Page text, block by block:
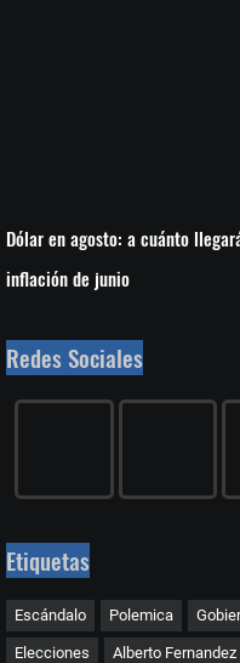
Dólar en agosto: a cuánto
inflación de junio
Redes Sociales
Etiquetas
Escándalo Polemica
Elecciones Alberto Fernandez